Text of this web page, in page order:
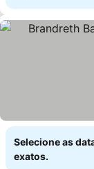
Selecione as
exatos.